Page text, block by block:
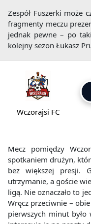
Zespół Fuszerki może
fragmenty meczu
jednak pewne – po
kolejny sezon Łukasz
Wczorajsi FC
Mecz pomiędzy
spotkaniem drużyn,
bez większej presji.
utrzymanie, a goście
ligą. Nie oznaczało to
Wręcz przeciwnie –
pierwszych minut